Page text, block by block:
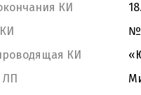
КИ
№
КИ
ЛП